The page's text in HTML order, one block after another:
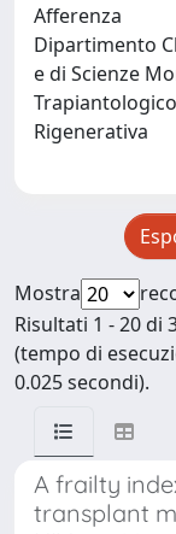
Afferenza
Dipartimento
e di Scienze
Rigenerativa
Mostra
Risultati 1 - 20 di
(tempo di
0.025 secondi).
A frailty
transplant